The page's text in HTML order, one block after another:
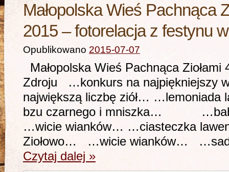
Małopolska Wieś Pachnąca
2015 – fotorelacja z festynu
Opublikowano 2015-07-07
Małopolska Wieś Pachnąca
Zdroju …konkurs na najpiękniejszy
największą liczbę ziół… …lemoniada
bzu czarnego i mniszka…
…wicie wianków… …ciasteczka
Ziołowo… …wicie wianków…
Czytaj dalej »